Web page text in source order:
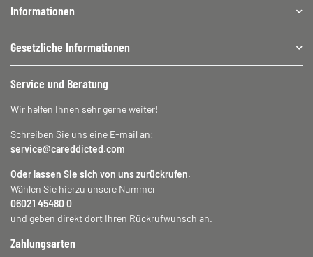
Informationen
Gesetzliche Informationen
Service und Beratung
Wir helfen Ihnen sehr gerne weiter!
Schreiben Sie uns eine E-mail an:
service@careddicted.com
Oder lassen Sie sich von uns zurückrufen.
Wählen Sie hierzu unsere Nummer
06021 45480 0
und geben direkt dort Ihren Rückrufwunsch an.
Zahlungsarten